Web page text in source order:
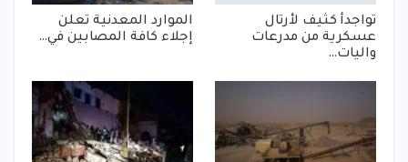
تواجدأ كثيف لأرتال
عسكرية من مدرعات
واليات…
الموارد المعدنية تعلن
إجلاء كافة المصابين في…